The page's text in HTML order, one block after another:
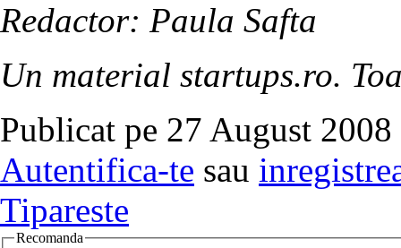
Redactor: Paula Safta
Un material startups.ro.
Publicat pe 27 August
Autentifica-te sau
Tipareste
Recomanda